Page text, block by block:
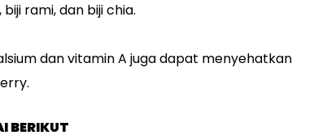
rami, dan biji chia.
dan vitamin A juga dapat menyehatkan
BERIKUT